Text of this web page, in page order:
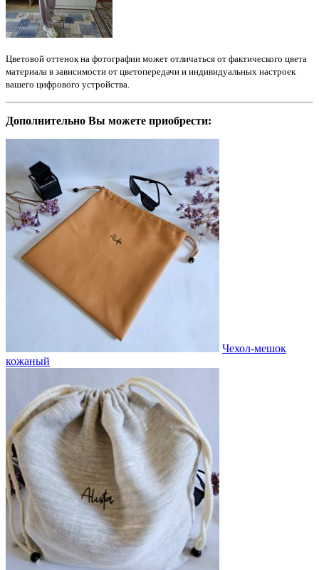
Цветовой оттенок на фотографии может отличаться от фактического цвета
материала в зависимости от цветопередачи и индивидуальных настроек
вашего цифрового устройства.
Дополнительно Вы можете приобрести:
Чехол-мешок
кожаный